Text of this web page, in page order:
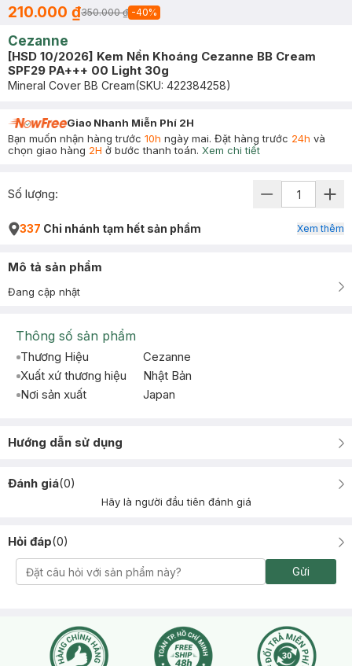
210.000 ₫350.000 ₫ -40%
Cezanne
[HSD 10/2026] Kem Nền Khoáng Cezanne BB Cream
SPF29 PA+++ 00 Light 30g
Mineral Cover BB Cream(SKU: 422384258)
Giao Nhanh Miễn Phí 2H
Bạn muốn nhận hàng trước 10h ngày mai. Đặt hàng trước 24h và
chọn giao hàng 2H ở bước thanh toán. Xem chi tiết
Số lượng:
337 Chi nhánh tạm hết sản phẩm Xem thêm
Mô tả sản phẩm
Đang cập nhật
Thông số sản phẩm
Thương Hiệu
Cezanne
Xuất xứ thương hiệu
Nhật Bản
Nơi sản xuất
Japan
Hướng dẫn sử dụng
Đánh giá(0)
Hãy là người đầu tiên đánh giá
Hỏi đáp(0)
Gửi